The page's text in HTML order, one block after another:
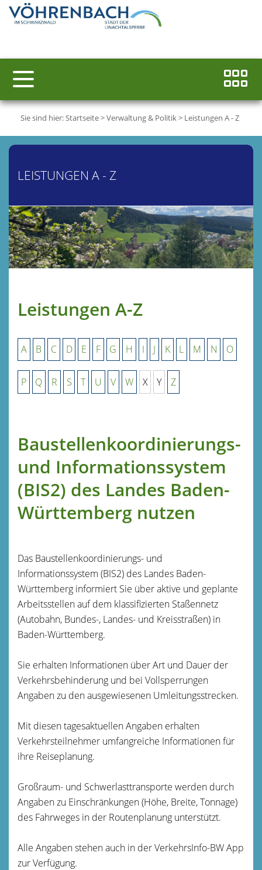
Sie sind hier:Startseite>Verwaltung & Politik> Leistungen A - Z
LEISTUNGEN A - Z
Leistungen A-Z
A B C D E F G H I J K L M N O
P Q R S T U V W X Y Z
Baustellenkoordinierungs-
und Informationssystem
(BIS2) des Landes Baden-
Württemberg nutzen
Das Baustellenkoordinierungs- und
Informationssystem (BIS2) des Landes Baden-
Württemberg informiert Sie über aktive und geplante
Arbeitsstellen auf dem klassifizierten Staßennetz
(Autobahn, Bundes-, Landes- und Kreisstraßen) in
Baden-Württemberg.
Sie erhalten Informationen über Art und Dauer der
Verkehrsbehinderung und bei Vollsperrungen
Angaben zu den ausgewiesenen Umleitungsstrecken.
Mit diesen tagesaktuellen Angaben erhalten
Verkehrsteilnehmer umfangreiche Informationen für
ihre Reiseplanung.
Großraum- und Schwerlasttransporte werden durch
Angaben zu Einschränkungen (Höhe, Breite, Tonnage)
des Fahrweges in der Routenplanung unterstützt.
Alle Angaben stehen auch in der VerkehrsInfo-BW App
zur Verfügung.